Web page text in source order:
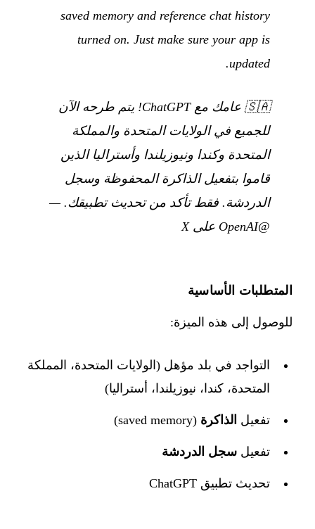
saved memory and reference chat history
turned on. Just make sure your app is
updated.
🇸🇦
عامك مع ChatGPT! يتم طرحه الآن
للجميع في الولايات المتحدة والمملكة
المتحدة وكندا ونيوزيلندا وأستراليا الذين
قاموا بتفعيل الذاكرة المحفوظة وسجل
الدردشة. فقط تأكد من تحديث تطبيقك. —
@OpenAI على X
المتطلبات الأساسية
للوصول إلى هذه الميزة:
التواجد في بلد مؤهل (الولايات المتحدة، المملكة
المتحدة، كندا، نيوزيلندا، أستراليا)
تفعيل الذاكرة (saved memory)
تفعيل سجل الدردشة
تحديث تطبيق ChatGPT